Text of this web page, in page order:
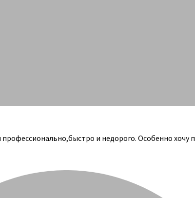
и недорого. Особенно